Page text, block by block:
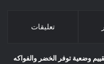
تعليقات
وضعية توفر الخضر والفواكه